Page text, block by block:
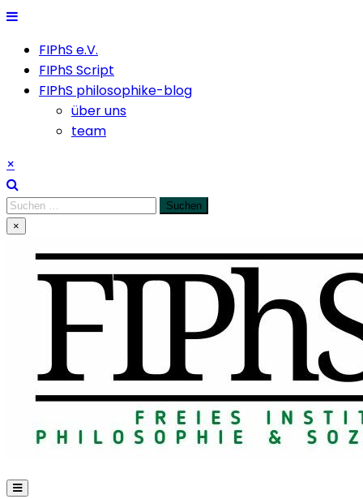
Skip
contentFIPhS e.V.
FIPhS Script
FIPhS philosophike-blog
über uns
team
×
Suchen
nach:
×